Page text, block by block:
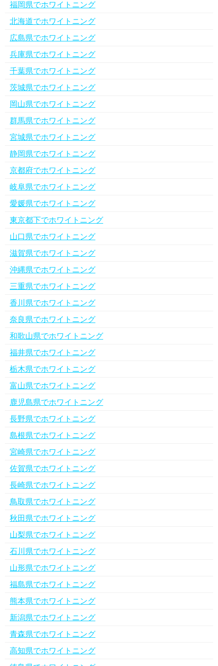
福岡県でホワイトニング
北海道でホワイトニング
広島県でホワイトニング
兵庫県でホワイトニング
千葉県でホワイトニング
茨城県でホワイトニング
岡山県でホワイトニング
群馬県でホワイトニング
宮城県でホワイトニング
静岡県でホワイトニング
京都府でホワイトニング
岐阜県でホワイトニング
愛媛県でホワイトニング
東京都下でホワイトニング
山口県でホワイトニング
滋賀県でホワイトニング
沖縄県でホワイトニング
三重県でホワイトニング
香川県でホワイトニング
奈良県でホワイトニング
和歌山県でホワイトニング
福井県でホワイトニング
栃木県でホワイトニング
富山県でホワイトニング
鹿児島県でホワイトニング
長野県でホワイトニング
島根県でホワイトニング
宮崎県でホワイトニング
佐賀県でホワイトニング
長崎県でホワイトニング
鳥取県でホワイトニング
秋田県でホワイトニング
山梨県でホワイトニング
石川県でホワイトニング
山形県でホワイトニング
福島県でホワイトニング
熊本県でホワイトニング
新潟県でホワイトニング
青森県でホワイトニング
高知県でホワイトニング